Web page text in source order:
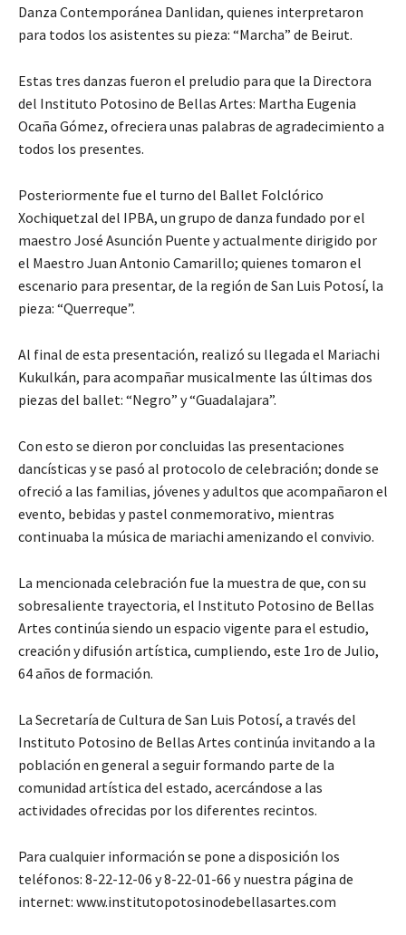
Danza Contemporánea Danlidan, quienes interpretaron
para todos los asistentes su pieza: “Marcha” de Beirut.
Estas tres danzas fueron el preludio para que la Directora
del Instituto Potosino de Bellas Artes: Martha Eugenia
Ocaña Gómez, ofreciera unas palabras de agradecimiento a
todos los presentes.
Posteriormente fue el turno del Ballet Folclórico
Xochiquetzal del IPBA, un grupo de danza fundado por el
maestro José Asunción Puente y actualmente dirigido por
el Maestro Juan Antonio Camarillo; quienes tomaron el
escenario para presentar, de la región de San Luis Potosí, la
pieza: “Querreque”.
Al final de esta presentación, realizó su llegada el Mariachi
Kukulkán, para acompañar musicalmente las últimas dos
piezas del ballet: “Negro” y “Guadalajara”.
Con esto se dieron por concluidas las presentaciones
dancísticas y se pasó al protocolo de celebración; donde se
ofreció a las familias, jóvenes y adultos que acompañaron el
evento, bebidas y pastel conmemorativo, mientras
continuaba la música de mariachi amenizando el convivio.
La mencionada celebración fue la muestra de que, con su
sobresaliente trayectoria, el Instituto Potosino de Bellas
Artes continúa siendo un espacio vigente para el estudio,
creación y difusión artística, cumpliendo, este 1ro de Julio,
64 años de formación.
La Secretaría de Cultura de San Luis Potosí, a través del
Instituto Potosino de Bellas Artes continúa invitando a la
población en general a seguir formando parte de la
comunidad artística del estado, acercándose a las
actividades ofrecidas por los diferentes recintos.
Para cualquier información se pone a disposición los
teléfonos: 8-22-12-06 y 8-22-01-66 y nuestra página de
internet: www.institutopotosinodebellasartes.com